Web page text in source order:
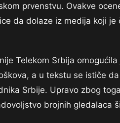
prvenstvu. Ovakve
da dolaze iz medija koji je
Telekom Srbija
a u tekstu se ističe
Srbije. Upravo zbog
brojnih gledalaca